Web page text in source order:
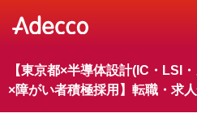
【東京都×半導体設計(IC・LSI
×障がい者積極採用】転職・求